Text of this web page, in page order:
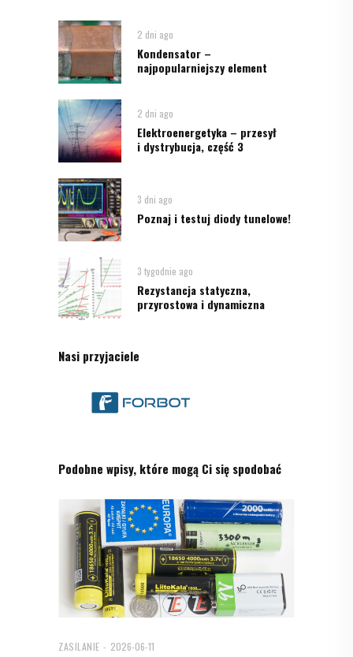
2 dni ago
Kondensator –
najpopularniejszy element
2 dni ago
Elektroenergetyka – przesył
i dystrybucja, część 3
3 dni ago
Poznaj i testuj diody tunelowe!
3 tygodnie ago
Rezystancja statyczna,
przyrostowa i dynamiczna
Nasi przyjaciele
Podobne wpisy, które mogą Ci się spodobać
ZASILANIE 2026-06-11